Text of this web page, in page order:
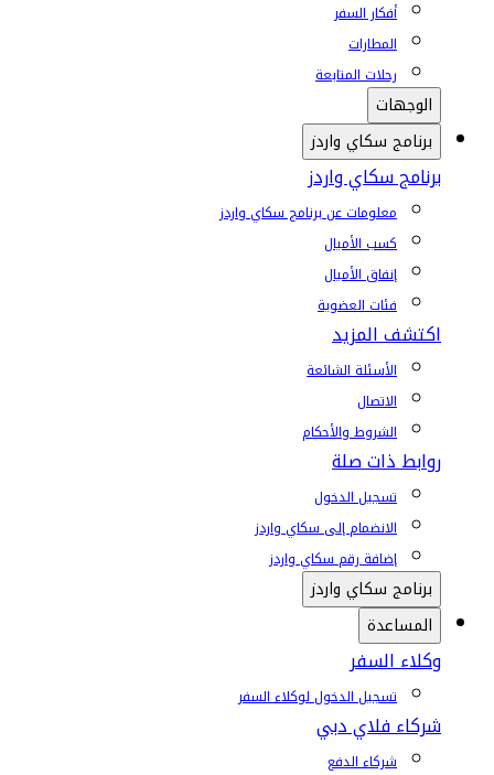
أفكار السفر
المطارات
رحلات المتابعة
الوجهات
برنامج سكاي واردز
برنامج سكاي واردز
معلومات عن برنامج سكاي واردز
كسب الأميال
إنفاق الأميال
فئات العضوية
اكتشف المزيد
الأسئلة الشائعة
الاتصال
الشروط والأحكام
روابط ذات صلة
تسجيل الدخول
الانضمام إلى سكاي واردز
إضافة رقم سكاي واردز
برنامج سكاي واردز
المساعدة
وكلاء السفر
تسجيل الدخول لوكلاء السفر
شركاء فلاي دبي
شركاء الدفع